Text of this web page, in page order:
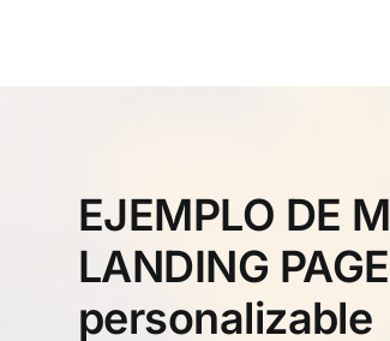
EJEMPLO DE
LANDING
personalizable